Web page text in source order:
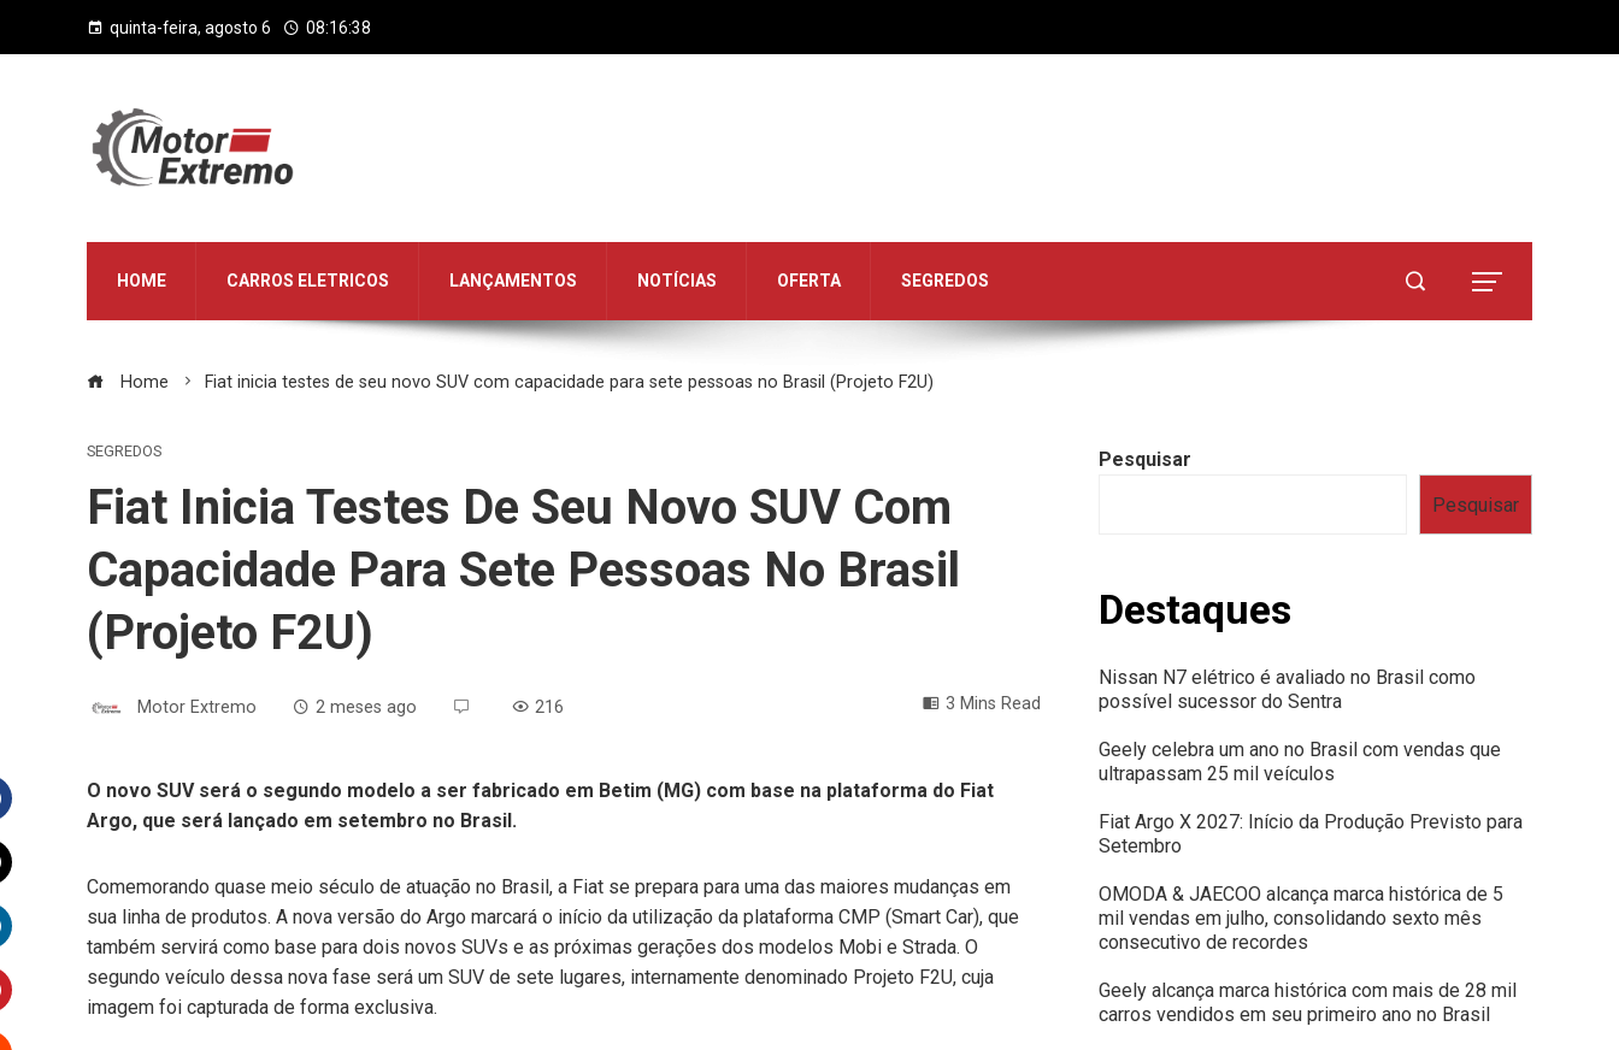
quinta-feira, agosto 6 08:16:38
HOME CARROS ELETRICOS LANÇAMENTOS NOTÍCIAS OFERTA SEGREDOS
Home Fiat inicia testes de seu novo SUV com capacidade para sete pessoas no Brasil (Projeto F2U)
SEGREDOS
Fiat Inicia Testes De Seu Novo SUV Com
Capacidade Para Sete Pessoas No Brasil
(Projeto F2U)
Motor Extremo 2 meses ago 216 3 Mins Read
O novo SUV será o segundo modelo a ser fabricado em Betim (MG) com base na plataforma do Fiat
Argo, que será lançado em setembro no Brasil.
Comemorando quase meio século de atuação no Brasil, a Fiat se prepara para uma das maiores mudanças em
sua linha de produtos. A nova versão do Argo marcará o início da utilização da plataforma CMP (Smart Car), que
também servirá como base para dois novos SUVs e as próximas gerações dos modelos Mobi e Strada. O
segundo veículo dessa nova fase será um SUV de sete lugares, internamente denominado Projeto F2U, cuja
imagem foi capturada de forma exclusiva.
Pesquisar
Pesquisar
Destaques
Nissan N7 elétrico é avaliado no Brasil como
possível sucessor do Sentra
Geely celebra um ano no Brasil com vendas que
ultrapassam 25 mil veículos
Fiat Argo X 2027: Início da Produção Previsto para
Setembro
OMODA & JAECOO alcança marca histórica de 5
mil vendas em julho, consolidando sexto mês
consecutivo de recordes
Geely alcança marca histórica com mais de 28 mil
carros vendidos em seu primeiro ano no Brasil